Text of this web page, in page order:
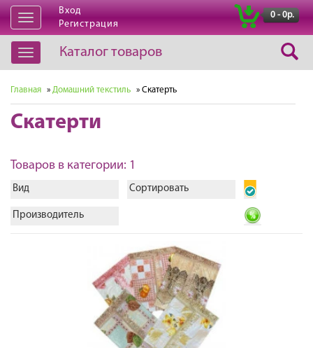
Открыть
навигацию
Вход
Регистрация
0 - 0р.
Открыть
навигацию
Каталог товаров
Главная » Домашний текстиль » Скатерть
Скатерти
Товаров в категории: 1
Вид Сортировать
Производитель